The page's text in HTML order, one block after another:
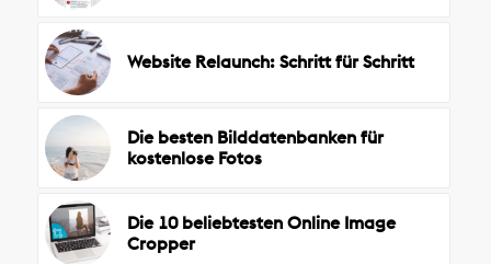
Website Relaunch: Schritt für Schritt
Die besten Bilddatenbanken für
kostenlose Fotos
Die 10 beliebtesten Online Image
Cropper